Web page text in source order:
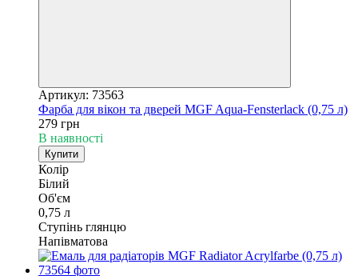
Артикул: 73563
Фарба для вікон та дверей MGF Aqua-Fensterlack (0,75 л)
279 грн
В наявності
Купити
Колір
Білий
Об'єм
0,75 л
Ступінь глянцю
Напівматова